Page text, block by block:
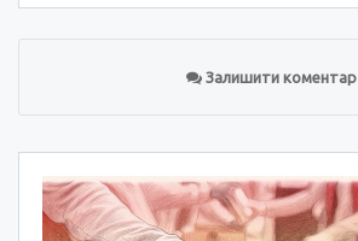
Залишити коментар